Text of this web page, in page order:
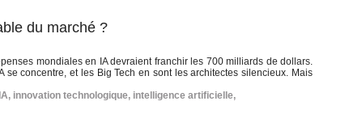
du marché ?
mondiales en IA devraient franchir les 700 milliards de dollars.
concentre, et les Big Tech en sont les architectes silencieux. Mais
IA, innovation technologique, intelligence artificielle,